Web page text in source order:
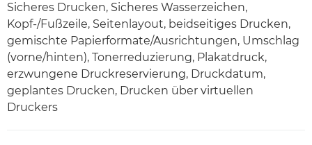
Sicheres Drucken, Sicheres Wasserzeichen,
Kopf-/Fußzeile, Seitenlayout, beidseitiges Drucken,
gemischte Papierformate/Ausrichtungen, Umschlag
(vorne/hinten), Tonerreduzierung, Plakatdruck,
erzwungene Druckreservierung, Druckdatum,
geplantes Drucken, Drucken über virtuellen
Druckers